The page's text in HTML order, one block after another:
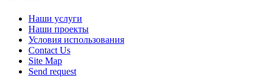
Наши услуги
Наши проекты
Условия использования
Contact Us
Site Map
Send request